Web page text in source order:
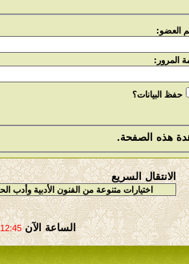
العضو:
المرور:
حفظ البيانات؟
هذه الصفحة.
الانتقال السريع
الساعة الآن12:45 PM